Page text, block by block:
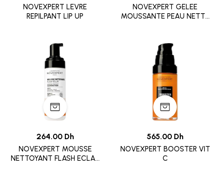
NOVEXPERT LEVRE
REPILPANT LIP UP
NOVEXPERT GELEE
MOUSSANTE PEAU NETTE
264.00 Dh
NOVEXPERT MOUSSE
NETTOYANT FLASH ECLAT
565.00 Dh
NOVEXPERT BOOSTER VIT
C